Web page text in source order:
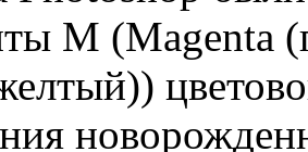
M (Magenta